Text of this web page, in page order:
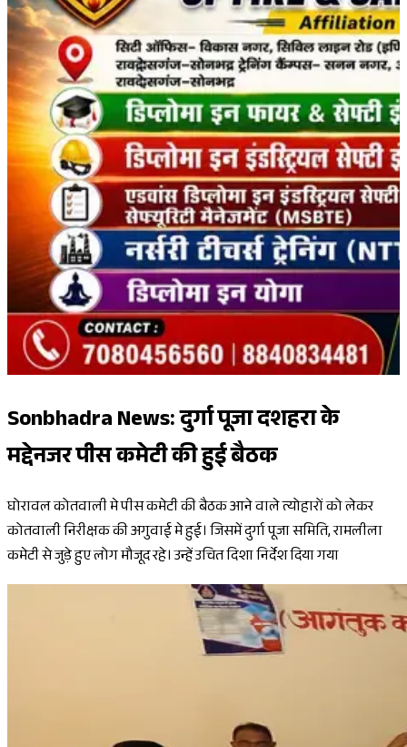
Sonbhadra News: दुर्गा पूजा दशहरा के
मद्देनजर पीस कमेटी की हुई बैठक
घोरावल कोतवाली मे पीस कमेटी की बैठक आने वाले त्योहारों को लेकर
कोतवाली निरीक्षक की अगुवाई मे हुई। जिसमें दुर्गा पूजा समिति, रामलीला
कमेटी से जुड़े हुए लोग मौजूद रहे। उन्हें उचित दिशा निर्देश दिया गया